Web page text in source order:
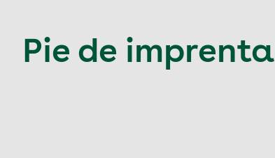
Pie de imprenta